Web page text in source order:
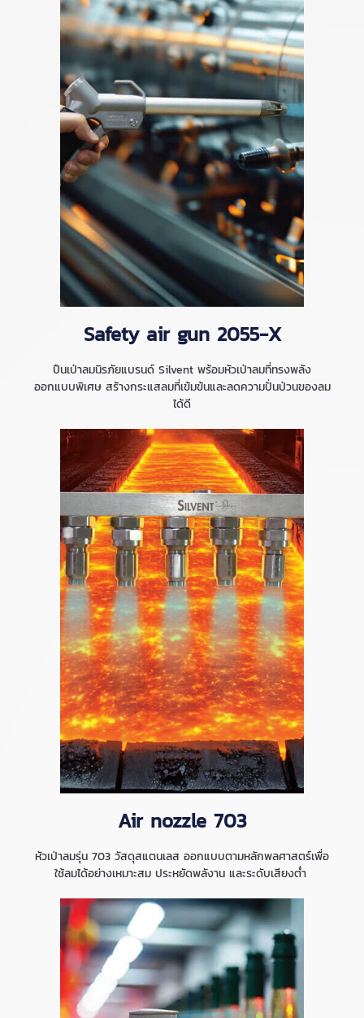
Safety air gun 2055-X
ปืนเป่าลมนิรภัยแบรนด์ Silvent พร้อมหัวเป่าลมที่ทรงพลัง
ออกแบบพิเศษ สร้างกระแสลมที่เข้มข้นและลดความปั่นป่วนของลม
ได้ดี
Air nozzle 703
หัวเป่าลมรุ่น 703 วัสดุสแตนเลส ออกแบบตามหลักพลศาสตร์เพื่อ
ใช้ลมได้อย่างเหมาะสม ประหยัดพลังาน และระดับเสียงต่ำ